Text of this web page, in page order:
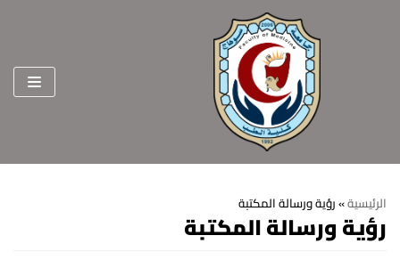
الرئيسية
الرئيسية»رؤية ورسالة المكتبة
رؤية ورسالة المكتبة